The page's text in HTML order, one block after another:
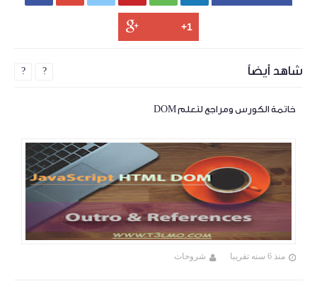
شاهد أيضاً
خاتمة الكورس ومراجع لتعلم DOM
منذ 6 سنه تقريبا شروحات
? ?